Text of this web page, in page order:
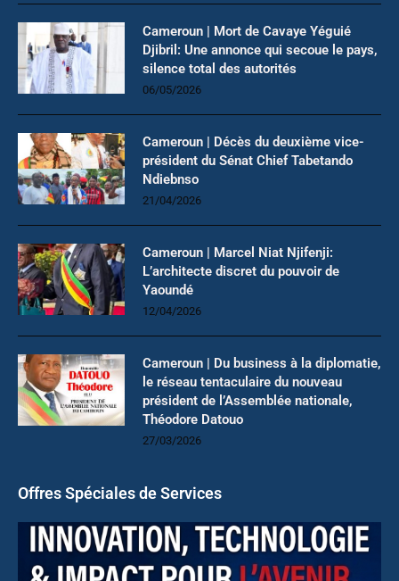
Cameroun | Mort de Cavaye Yéguié
Djibril: Une annonce qui secoue le pays,
silence total des autorités
06/05/2026
Cameroun | Décès du deuxième vice-
président du Sénat Chief Tabetando
Ndiebnso
21/04/2026
Cameroun | Marcel Niat Njifenji:
L’architecte discret du pouvoir de
Yaoundé
12/04/2026
Cameroun | Du business à la diplomatie,
le réseau tentaculaire du nouveau
président de l’Assemblée nationale,
Théodore Datouo
27/03/2026
Offres Spéciales de Services